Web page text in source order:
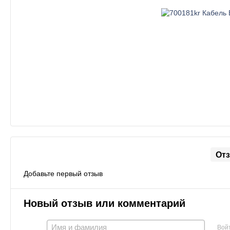
Добавьте первый отзыв
Новый отзыв или комментарий